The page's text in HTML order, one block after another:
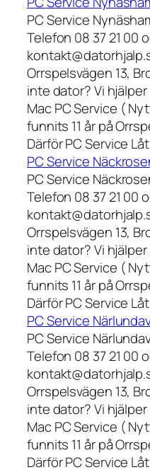
PC Service
Telefon 08 37 21 00
Orrspelsvägen 13,
inte dator? Vi hjälper
Mac PC Service (
funnits 11 år på
Därför PC Service
PC Service
PC Service
Telefon 08 37 21 00
Orrspelsvägen 13,
inte dator? Vi hjälper
Mac PC Service (
funnits 11 år på
Därför PC Service
PC Service
PC Service
Telefon 08 37 21 00
Orrspelsvägen 13,
inte dator? Vi hjälper
Mac PC Service (
funnits 11 år på
Därför PC Service